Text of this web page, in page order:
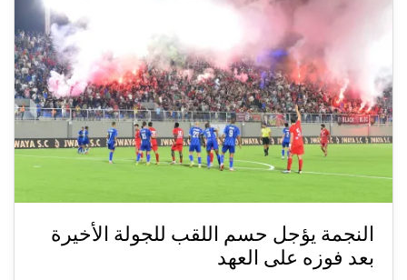
النجمة يؤجل حسم اللقب للجولة الأخيرة
بعد فوزه على العهد